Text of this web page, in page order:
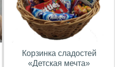
Корзинка сладостей
«Детская мечта»